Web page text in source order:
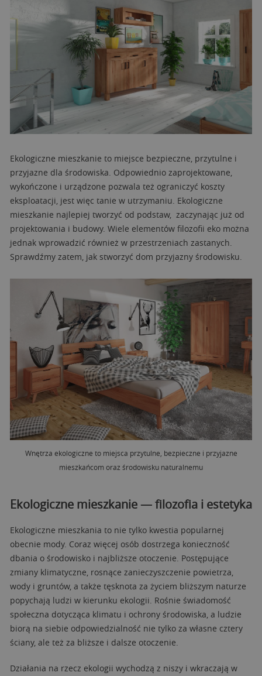
Ekologiczne mieszkanie to miejsce bezpieczne, przytulne i
przyjazne dla środowiska. Odpowiednio zaprojektowane,
wykończone i urządzone pozwala też ograniczyć koszty
eksploatacji, jest więc tanie w utrzymaniu. Ekologiczne
mieszkanie najlepiej tworzyć od podstaw, zaczynając już od
projektowania i budowy. Wiele elementów filozofii eko można
jednak wprowadzić również w przestrzeniach zastanych.
Sprawdźmy zatem, jak stworzyć dom przyjazny środowisku.
Wnętrza ekologiczne to miejsca przytulne, bezpieczne i przyjazne
mieszkańcom oraz środowisku naturalnemu
Ekologiczne mieszkanie — filozofia i estetyka
Ekologiczne mieszkania to nie tylko kwestia popularnej
obecnie mody. Coraz więcej osób dostrzega konieczność
dbania o środowisko i najbliższe otoczenie. Postępujące
zmiany klimatyczne, rosnące zanieczyszczenie powietrza,
wody i gruntów, a także tęsknota za życiem bliższym naturze
popychają ludzi w kierunku ekologii. Rośnie świadomość
społeczna dotycząca klimatu i ochrony środowiska, a ludzie
biorą na siebie odpowiedzialność nie tylko za własne cztery
ściany, ale też za bliższe i dalsze otoczenie.
Działania na rzecz ekologii wychodzą z niszy i wkraczają w